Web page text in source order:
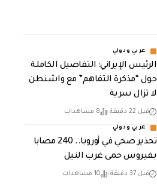
عربي ودولي
الرئيس الإيراني: التفاصيل الكاملة
حول “مذكرة التفاهم” مع واشنطن
لا تزال سرية
قبل 22 دقيقة 8 مشاهدات
عربي ودولي
تحذير صحي في أوروبا.. 240 مصابا
بفيروس حمى غرب النيل
قبل 37 دقيقة 10 مشاهدات